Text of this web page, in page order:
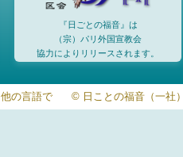
『日ごとの福音』は
（宗）パリ外国宣教会
協力によりリリースされます。
他の言語で © 日ことの福音（一社